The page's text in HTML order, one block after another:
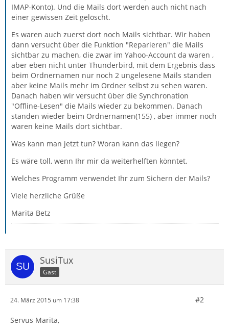
IMAP-Konto). Und die Mails dort werden auch nicht nach
einer gewissen Zeit gelöscht.
Es waren auch zuerst dort noch Mails sichtbar. Wir haben
dann versucht über die Funktion "Reparieren" die Mails
sichtbar zu machen, die zwar im Yahoo-Account da waren ,
aber eben nicht unter Thunderbird, mit dem Ergebnis dass
beim Ordnernamen nur noch 2 ungelesene Mails standen
aber keine Mails mehr im Ordner selbst zu sehen waren.
Danach haben wir versucht über die Synchronation
"Offline-Lesen" die Mails wieder zu bekommen. Danach
standen wieder beim Ordnernamen(155) , aber immer noch
waren keine Mails dort sichtbar.
Was kann man jetzt tun? Woran kann das liegen?
Es wäre toll, wenn Ihr mir da weiterhelften könntet.
Welches Programm verwendet Ihr zum Sichern der Mails?
Viele herzliche Grüße
Marita Betz
SusiTux
Gast
24. März 2015 um 17:38 #2
Servus Marita,